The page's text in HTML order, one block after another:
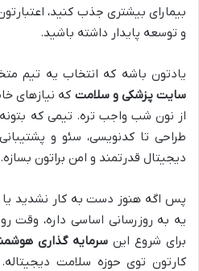
بیمارای بیشتری جذب کنید،
و توسعه پایدار داشته باشید.
یادتون باشه که انتخاب یه تیم
سایت پزشکی و سلامت که نیازهای
از نون شب واجب تره. تیمی که
طراحی تا کدنویسی، سئو و
دیجیتال قدرتمند و امن براتون بسازه.
پس اگه هنوز دست به کار نشدید یا
یه به روزرسانی اساسی داره، وقت
برای شروع اینسرمایه گذاری
کارتون توی حوزه سلامت